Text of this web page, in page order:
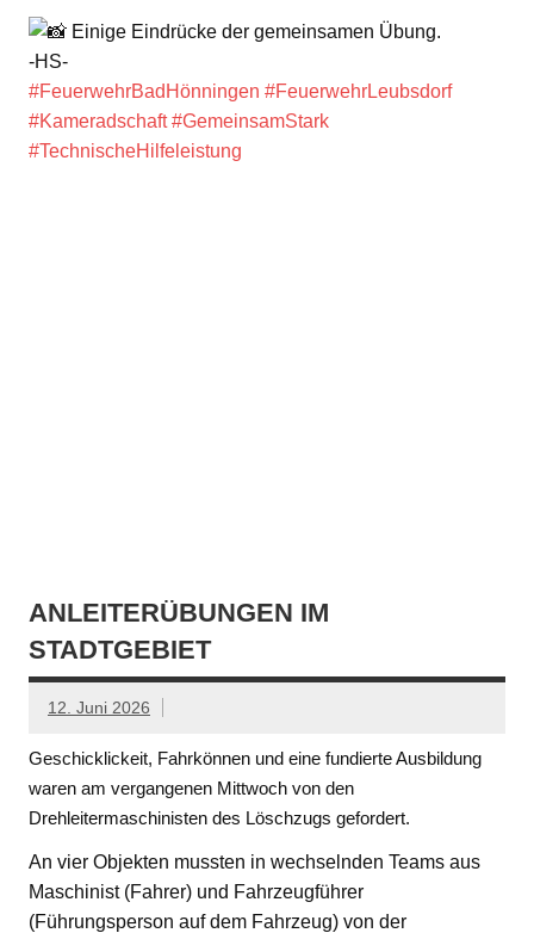
Einige Eindrücke der gemeinsamen Übung.
-HS-
#FeuerwehrBadHönningen #FeuerwehrLeubsdorf
#Kameradschaft #GemeinsamStark
#TechnischeHilfeleistung
ANLEITERÜBUNGEN IM
STADTGEBIET
12. Juni 2026
Geschicklickeit, Fahrkönnen und eine fundierte Ausbildung
waren am vergangenen Mittwoch von den
Drehleitermaschinisten des Löschzugs gefordert.
An vier Objekten mussten in wechselnden Teams aus
Maschinist (Fahrer) und Fahrzeugführer
(Führungsperson auf dem Fahrzeug) von der